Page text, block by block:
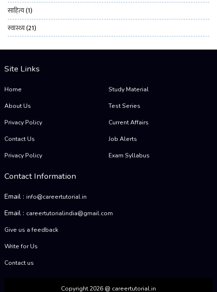
साहित्य(1)
स्वास्थ्य(21)
Site Links
Home
About Us
Privacy Policy
Contact Us
Privacy Policy
Study Material
Test Series
Current Affairs
Job Alerts
Exam Syllabus
Contact Information
Email : info@careertutorial.in
Email : careertutorialindia@gmail.com
Give us a feedback
Write for Us
Contact us
Copyright 2026 @ careertutorial.in